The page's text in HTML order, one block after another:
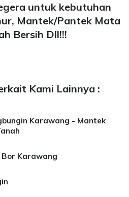
untuk kebutuhan
Mantek/Pantek Mata
Bersih Dll!!!
Kami Lainnya :
Karawang - Mantek
Bor Karawang